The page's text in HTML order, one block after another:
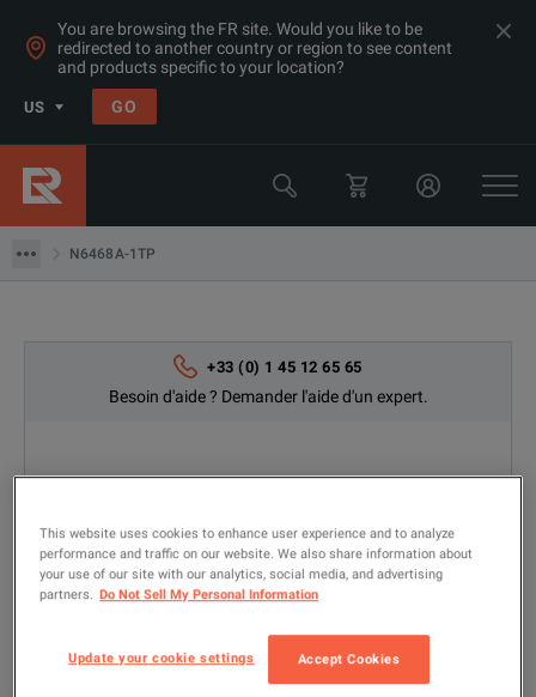
You are browsing the FR site. Would you like to be
redirected to another country or region to see content
and products specific to your location?
US GO
N6468A-1TP
Produits
Keysight Technologies
N6468A-1TP
+33 (0) 1 45 12 65 65
Besoin d'aide ? Demander l'aide d'un expert.
This website uses cookies to enhance user experience and to analyze
performance and traffic on our website. We also share information about
your use of our site with our analytics, social media, and advertising
partners.
Do Not Sell My Personal Information
Update your cookie settings Accept Cookies